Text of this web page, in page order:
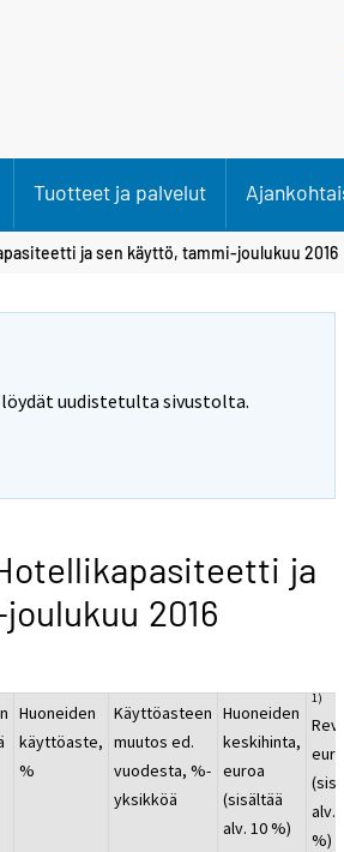
Tuotteet ja palvelut
ja sen käyttö, tammi-joulukuu 2016
uudistetulta sivustolta.
ja
2016
Huoneiden
käyttöaste,
%
Käyttöasteen
muutos ed.
vuodesta, %-
yksikköä
Huoneiden
keskihinta,
euroa
(sisältää
alv. 10 %)
1)
euroa
alv.
%)